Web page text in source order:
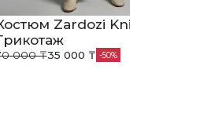
Zardozi Knitwear
000 ₸35 000 ₸ 50